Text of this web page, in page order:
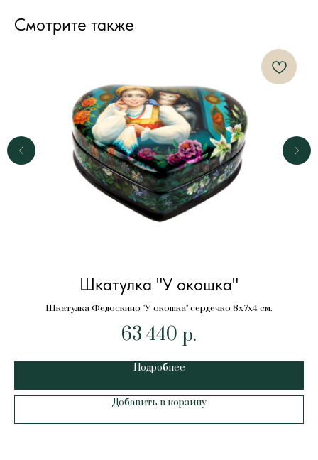
Смотрите также
Шкатулка "У окошка"
Шкатулка Федоскино "У окошка" сердечко 8х7х4 см.
63 440 р.
Подробнее
Добавить в корзину